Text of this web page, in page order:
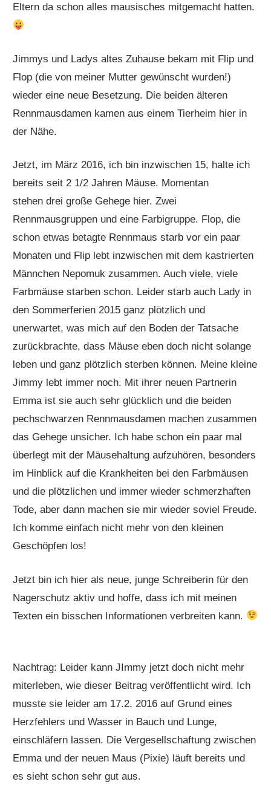
Eltern da schon alles mausisches mitgemacht hatten.
Jimmys und Ladys altes Zuhause bekam mit Flip und
Flop (die von meiner Mutter gewünscht wurden!)
wieder eine neue Besetzung. Die beiden älteren
Rennmausdamen kamen aus einem Tierheim hier in
der Nähe.
Jetzt, im März 2016, ich bin inzwischen 15, halte ich
bereits seit 2 1/2 Jahren Mäuse. Momentan
stehen drei große Gehege hier. Zwei
Rennmausgruppen und eine Farbigruppe. Flop, die
schon etwas betagte Rennmaus starb vor ein paar
Monaten und Flip lebt inzwischen mit dem kastrierten
Männchen Nepomuk zusammen. Auch viele, viele
Farbmäuse starben schon. Leider starb auch Lady in
den Sommerferien 2015 ganz plötzlich und
unerwartet, was mich auf den Boden der Tatsache
zurückbrachte, dass Mäuse eben doch nicht solange
leben und ganz plötzlich sterben können. Meine kleine
Jimmy lebt immer noch. Mit ihrer neuen Partnerin
Emma ist sie auch sehr glücklich und die beiden
pechschwarzen Rennmausdamen machen zusammen
das Gehege unsicher. Ich habe schon ein paar mal
überlegt mit der Mäusehaltung aufzuhören, besonders
im Hinblick auf die Krankheiten bei den Farbmäusen
und die plötzlichen und immer wieder schmerzhaften
Tode, aber dann machen sie mir wieder soviel Freude.
Ich komme einfach nicht mehr von den kleinen
Geschöpfen los!
Jetzt bin ich hier als neue, junge Schreiberin für den
Nagerschutz aktiv und hoffe, dass ich mit meinen
Texten ein bisschen Informationen verbreiten kann.
Nachtrag: Leider kann JImmy jetzt doch nicht mehr
miterleben, wie dieser Beitrag veröffentlicht wird. Ich
musste sie leider am 17.2. 2016 auf Grund eines
Herzfehlers und Wasser in Bauch und Lunge,
einschläfern lassen. Die Vergesellschaftung zwischen
Emma und der neuen Maus (Pixie) läuft bereits und
es sieht schon sehr gut aus.